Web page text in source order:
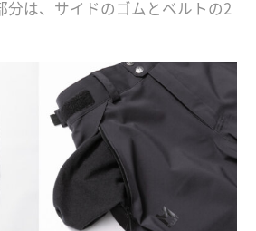
は、サイドのゴムとベルトの2